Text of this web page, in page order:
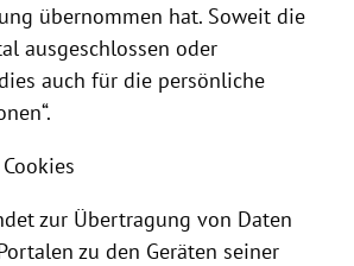
übernommen hat. Soweit die
ausgeschlossen oder
auch für die persönliche
Cookies
zur Übertragung von Daten
zu den Geräten seiner